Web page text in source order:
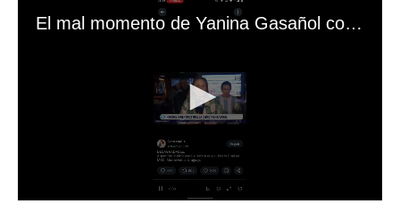
El mal momento de Yanina Gasañol con un hincha argentino en "Subrayado"